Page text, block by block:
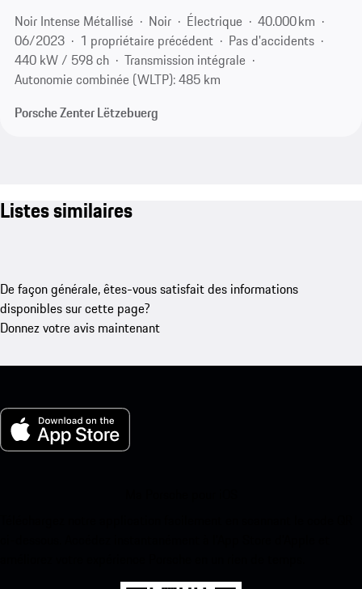
Noir Intense Métallisé
Noir Électrique
40.000 km
06/2023
1 propriétaire précédent
Pas d'accidents
440 kW / 598 ch
Transmission intégrale
Autonomie combinée (WLTP): 485 km
Porsche Zenter Lëtzebuerg
Listes similaires
De façon générale, êtes-vous satisfait des informations
disponibles sur cette page?
Donnez votre avis maintenant